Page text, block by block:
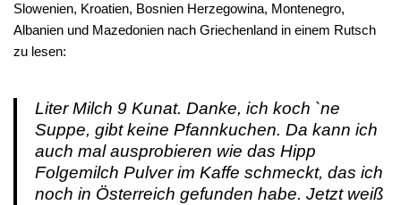
Slowenien, Kroatien, Bosnien Herzegowina, Montenegro,
Albanien und Mazedonien nach Griechenland in einem Rutsch
zu lesen:
Liter Milch 9 Kunat. Danke, ich koch `ne
Suppe, gibt keine Pfannkuchen. Da kann ich
auch mal ausprobieren wie das Hipp
Folgemilch Pulver im Kaffe schmeckt, das ich
noch in Österreich gefunden habe. Jetzt weiß